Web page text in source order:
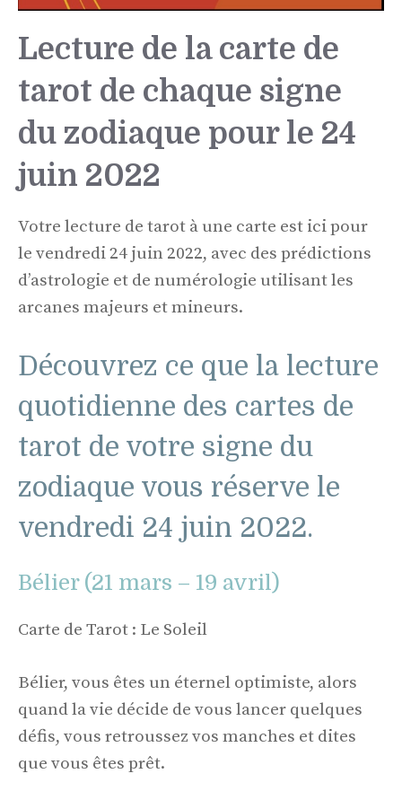
Lecture de la carte de
tarot de chaque signe
du zodiaque pour le 24
juin 2022
Votre lecture de tarot à une carte est ici pour
le vendredi 24 juin 2022, avec des prédictions
d’astrologie et de numérologie utilisant les
arcanes majeurs et mineurs.
Découvrez ce que la lecture
quotidienne des cartes de
tarot de votre signe du
zodiaque vous réserve le
vendredi 24 juin 2022.
Bélier (21 mars – 19 avril)
Carte de Tarot : Le Soleil
Bélier, vous êtes un éternel optimiste, alors
quand la vie décide de vous lancer quelques
défis, vous retroussez vos manches et dites
que vous êtes prêt.